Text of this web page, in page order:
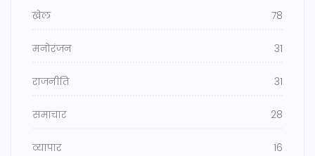
खेल 78
मनोरंजन 31
राजनीति 31
समाचार 28
व्यापार 16